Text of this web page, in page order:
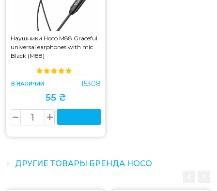
Наушники Hoco M88 Graceful
universal earphones with mic
Black (M88)
В НАЛИЧИИ 15308
55 ₴
ДРУГИЕ ТОВАРЫ БРЕНДА HOCO